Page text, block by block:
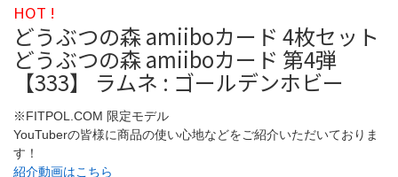
HOT !
どうぶつの森 amiiboカード 4枚セット
どうぶつの森 amiiboカード 第4弾
【333】 ラムネ : ゴールデンホビー
※FITPOL.COM 限定モデル
YouTuberの皆様に商品の使い心地などをご紹介いただいておりま
す！
紹介動画はこちら